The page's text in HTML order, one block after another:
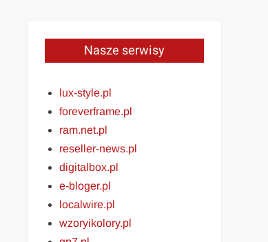
Nasze serwisy
lux-style.pl
foreverframe.pl
ram.net.pl
reseller-news.pl
digitalbox.pl
e-bloger.pl
localwire.pl
wzoryikolory.pl